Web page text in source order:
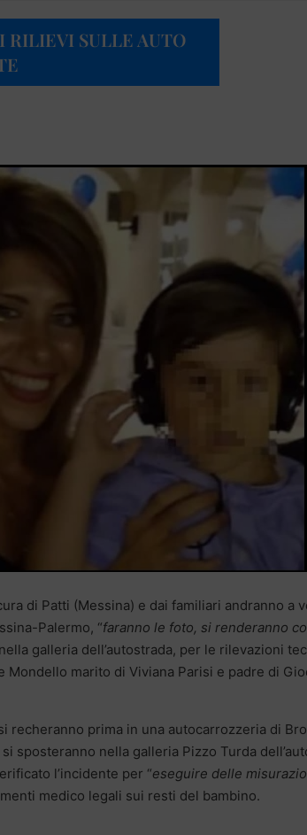
RILIEVI SULLE AUTO
di Patti (Messina) e dai familiari andranno a
Palermo, “faranno le foto, si renderanno
galleria dell’autostrada, per le rilevazioni
Mondello marito di Viviana Parisi e padre di
recheranno prima in una autocarrozzeria di
sposteranno nella galleria Pizzo Turda
l’incidente per “eseguire delle
medico legali sui resti del bambino.